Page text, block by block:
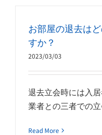
お部屋の退去は
すか？
2023/03/03
退去立会時には入
業者との三者での
Read More